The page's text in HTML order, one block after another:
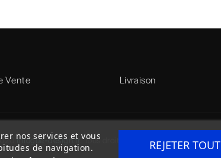
Vente Livraison
trilogue-design.fr . Tous droits réservés
nos services et vous
de navigation.
REJETER TOUT